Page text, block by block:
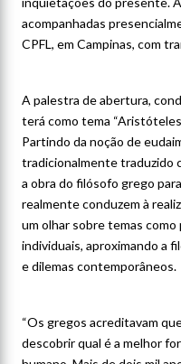
acompanhadas
CPFL, em Campinas, com
A palestra de abertura,
terá como tema “Aristóteles
Partindo da noção de
tradicionalmente traduzido
a obra do filósofo grego
realmente conduzem à
um olhar sobre temas como
individuais, aproximando a
e dilemas contemporâneos.
“Os gregos acreditavam
descobrir qual é a melhor